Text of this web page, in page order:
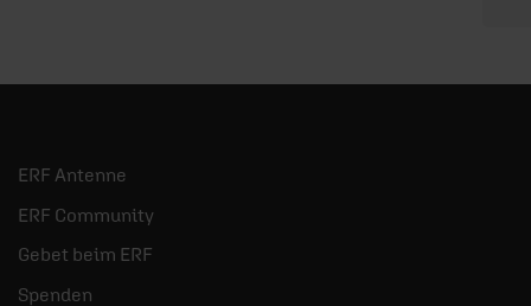
ERF Antenne
ERF Community
Gebet beim ERF
Spenden